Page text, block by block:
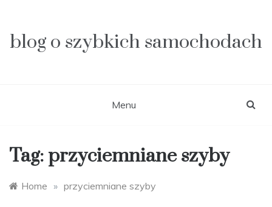
content
blog o szybkich samochodach
Menu
Tag: przyciemniane szyby
Home » przyciemniane szyby